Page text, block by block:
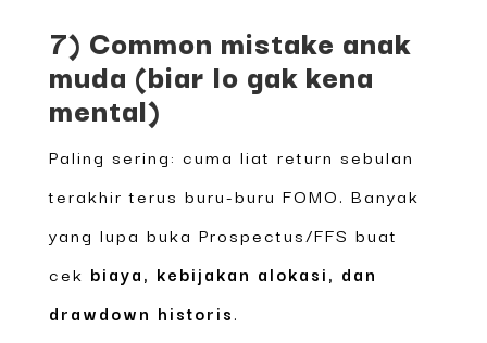
7) Common mistake anak
muda (biar lo gak kena
mental)
Paling sering: cuma liat return sebulan
terakhir terus buru-buru FOMO. Banyak
yang lupa buka Prospectus/FFS buat
cek biaya, kebijakan alokasi, dan
drawdown historis.